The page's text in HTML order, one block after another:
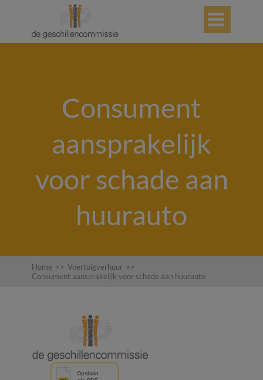

Consument
aansprakelijk
voor schade aan
huurauto
Home >> Voertuigverhuur >>
Consument aansprakelijk voor schade aan huurauto